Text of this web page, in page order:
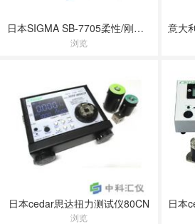
日本SIGMA SB-7705柔性/刚性转子现场平衡仪
浏览
日本cedar思达扭力测试仪80CN
浏览